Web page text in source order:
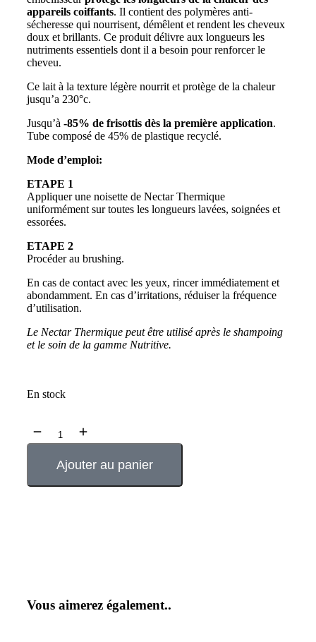
appareils coiffants. Il contient des polymères anti-
sécheresse qui nourrisent, démêlent et rendent les cheveux
doux et brillants. Ce produit délivre aux longueurs les
nutriments essentiels dont il a besoin pour renforcer le
cheveu.
Ce lait à la texture légère nourrit et protège de la chaleur
jusqu’a 230°c.
Jusqu’à -85% de frisottis dès la première application.
Tube composé de 45% de plastique recyclé.
Mode d’emploi:
ETAPE 1
Appliquer une noisette de Nectar Thermique
uniformément sur toutes les longueurs lavées, soignées et
essorées.
ETAPE 2
Procéder au brushing.
En cas de contact avec les yeux, rincer immédiatement et
abondamment. En cas d’irritations, réduiser la fréquence
d’utilisation.
Le Nectar Thermique peut être utilisé après le shampoing
et le soin de la gamme Nutritive.
En stock
Ajouter au panier
Vous aimerez également..